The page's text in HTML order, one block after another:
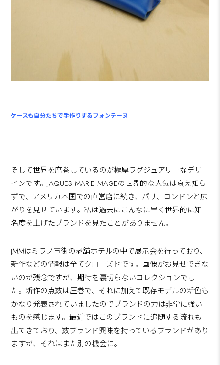
ケースも自分たちで手作りするフォンテーヌ
そして世界を席巻しているのが極厚ラグジュアリーなデザ
インです。JAQUES MARIE MAGEの世界的な人気は衰え知ら
ずで、アメリカ本国での直営店に続き、パリ、ロンドンと広
がりを見せています。私は過去にこんなに早く世界的に知
名度を上げたブランドを見たことがありません。
JMMはミラノ市街の老舗ホテルの中で展示会を行っており、
新作などの情報は全てクローズドです。画像がお見せできな
いのが残念ですが、期待を裏切らないコレクションでし
た。新作の点数は圧巻で、それに加えて既存モデルの新色も
かなり発表されていましたのでブランドの力は非常に強い
ものを感じます。最近ではこのブランドに追随する流れも
出てきており、数ブランド興味を持っているブランドがあり
ますが、それはまた別の機会に。